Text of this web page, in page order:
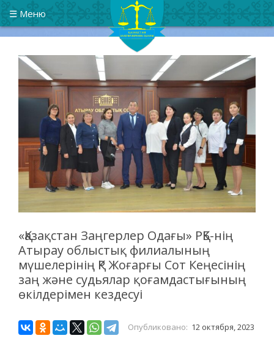
☰ Меню
Казахстанский союз юристов
Республиканское общественное объединение
«Қазақстан Заңгерлер Одағы» РҚБ-нің
Атырау облыстық филиалының
мүшелерінің ҚР Жоғарғы Сот Кеңесінің
заң және судьялар қоғамдастығының
өкілдерімен кездесуі
Опубликовано: 12 октября, 2023